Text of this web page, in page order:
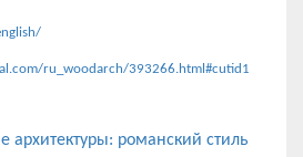
ru_woodarch/393266.html#cutid1
архитектуры: романский стиль